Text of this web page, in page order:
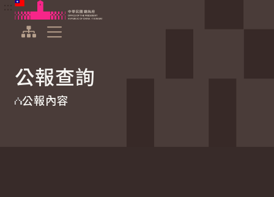
跳到主要內容
中華民國總統府
公報查詢
公報內容